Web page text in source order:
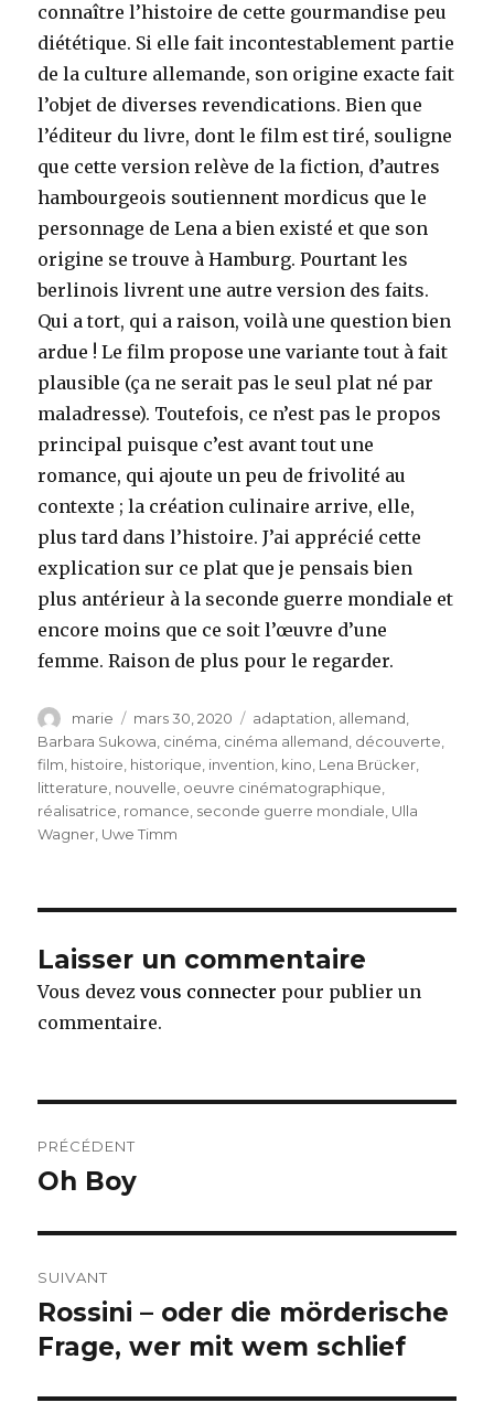
connaître l’histoire de cette gourmandise peu
diététique. Si elle fait incontestablement partie
de la culture allemande, son origine exacte fait
l’objet de diverses revendications. Bien que
l’éditeur du livre, dont le film est tiré, souligne
que cette version relève de la fiction, d’autres
hambourgeois soutiennent mordicus que le
personnage de Lena a bien existé et que son
origine se trouve à Hamburg. Pourtant les
berlinois livrent une autre version des faits.
Qui a tort, qui a raison, voilà une question bien
ardue ! Le film propose une variante tout à fait
plausible (ça ne serait pas le seul plat né par
maladresse). Toutefois, ce n’est pas le propos
principal puisque c’est avant tout une
romance, qui ajoute un peu de frivolité au
contexte ; la création culinaire arrive, elle,
plus tard dans l’histoire. J’ai apprécié cette
explication sur ce plat que je pensais bien
plus antérieur à la seconde guerre mondiale et
encore moins que ce soit l’œuvre d’une
femme. Raison de plus pour le regarder.
Auteur
marie
Publié
le
mars 30, 2020 Étiquettes
adaptation allemand
Barbara Sukowa cinéma cinéma allemand découverte
film histoire historique invention kino Lena Brücker
litterature nouvelle oeuvre cinématographique
réalisatrice romance seconde guerre mondiale Ulla
Wagner Uwe Timm
Laisser un commentaire
Vous devezvous connecter pour publier un
commentaire.
de
PRÉCÉDENT
Article
Oh Boy
SUIVANT
Article
suivant :
Rossini – oder die mörderische
Frage, wer mit wem schlief